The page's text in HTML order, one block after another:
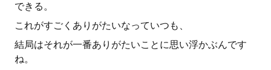
できる。
これがすごくありがたいなっていつも、
結局はそれが一番ありがたいことに思い浮かぶんです
ね。